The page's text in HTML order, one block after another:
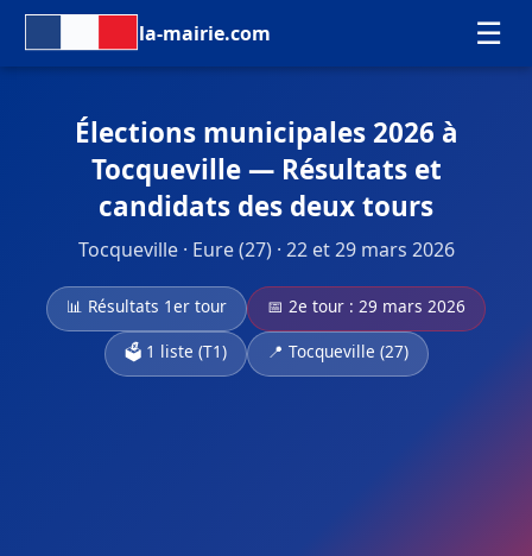
la-mairie.com ☰
Élections municipales 2026 à
Tocqueville — Résultats et
candidats des deux tours
Tocqueville · Eure (27) · 22 et 29 mars 2026
📊 Résultats 1er tour
📅 2e tour : 29 mars 2026
🗳️ 1 liste (T1)
📍 Tocqueville (27)